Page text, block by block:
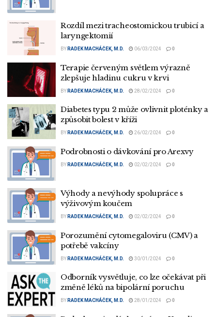
Rozdíl mezi tracheostomickou trubicí a
laryngektomií
BY RADEK MACHÁČEK, M.D. 06/03/2024 0
Terapie červeným světlem výrazně
zlepšuje hladinu cukru v krvi
BY RADEK MACHÁČEK, M.D. 28/02/2024 0
Diabetes typu 2 může ovlivnit ploténky a
způsobit bolest v kříži
BY RADEK MACHÁČEK, M.D. 26/02/2024 0
Podrobnosti o dávkování pro Arexvy
BY RADEK MACHÁČEK, M.D. 02/02/2024 0
Výhody a nevýhody spolupráce s
výživovým koučem
BY RADEK MACHÁČEK, M.D. 02/02/2024 0
Porozumění cytomegaloviru (CMV) a
potřebě vakcíny
BY RADEK MACHÁČEK, M.D. 30/01/2024 0
Odborník vysvětluje, co lze očekávat při
změně léků na bipolární poruchu
BY RADEK MACHÁČEK, M.D. 28/01/2024 0